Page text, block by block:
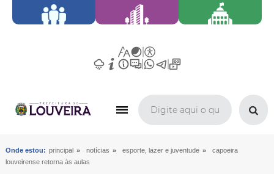
Onde estou: principal » notícias » esporte, lazer e juventude »
capoeira
louveirense retorna às aulas